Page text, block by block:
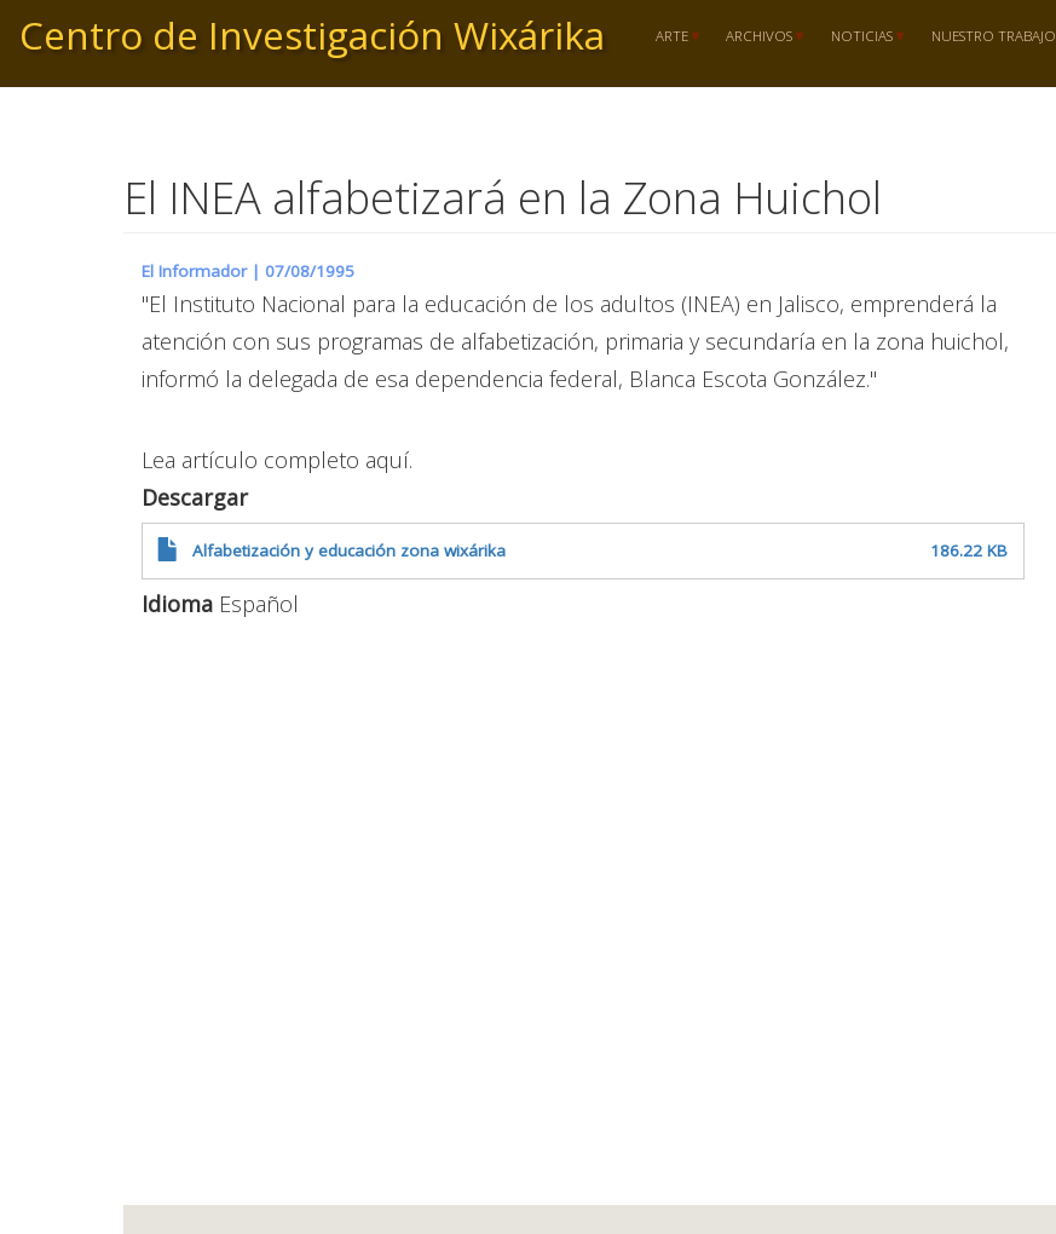
contenido
principal
Centro de Investigación Wixárika ARTE ARCHIVOS NOTICIAS NUESTRO TRABAJO
El INEA alfabetizará en la Zona Huichol
El Informador | 07/08/1995
"El Instituto Nacional para la educación de los adultos (INEA) en Jalisco, emprenderá la
atención con sus programas de alfabetización, primaria y secundaría en la zona huichol,
informó la delegada de esa dependencia federal, Blanca Escota González."
Lea artículo completo aquí.
Descargar
Alfabetización y educación zona wixárika 186.22 KB
Idioma Español